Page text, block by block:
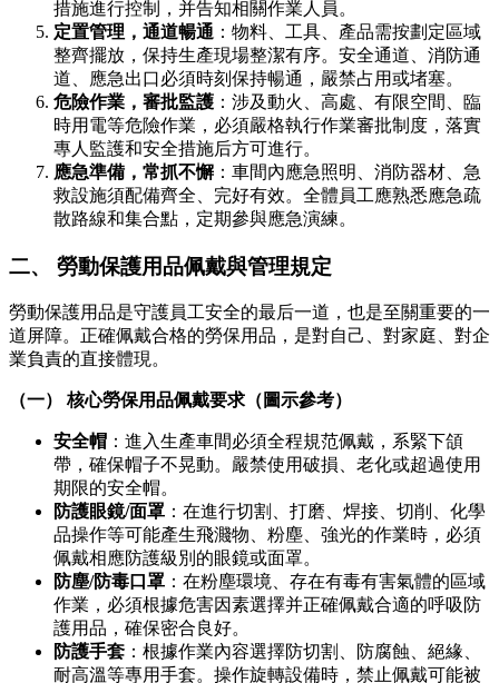
措施進行控制，并告知相關作業人員。
定置管理，通道暢通 ：物料、工具、產品需按劃定區域
整齊擺放，保持生產現場整潔有序。安全通道、消防通
道、應急出口必須時刻保持暢通，嚴禁占用或堵塞。
危險作業，審批監護 ：涉及動火、高處、有限空間、臨
時用電等危險作業，必須嚴格執行作業審批制度，落實
專人監護和安全措施后方可進行。
應急準備，常抓不懈 ：車間內應急照明、消防器材、急
救設施須配備齊全、完好有效。全體員工應熟悉應急疏
散路線和集合點，定期參與應急演練。
二、 勞動保護用品佩戴與管理規定
勞動保護用品是守護員工安全的最后一道，也是至關重要的一
道屏障。正確佩戴合格的勞保用品，是對自己、對家庭、對企
業負責的直接體現。
（一） 核心勞保用品佩戴要求（圖示參考）
安全帽 ：進入生產車間必須全程規范佩戴，系緊下頜
帶，確保帽子不晃動。嚴禁使用破損、老化或超過使用
期限的安全帽。
防護眼鏡/面罩 ：在進行切割、打磨、焊接、切削、化學
品操作等可能產生飛濺物、粉塵、強光的作業時，必須
佩戴相應防護級別的眼鏡或面罩。
防塵/防毒口罩 ：在粉塵環境、存在有毒有害氣體的區域
作業，必須根據危害因素選擇并正確佩戴合適的呼吸防
護用品，確保密合良好。
防護手套 ：根據作業內容選擇防切割、防腐蝕、絕緣、
耐高溫等專用手套。操作旋轉設備時，禁止佩戴可能被